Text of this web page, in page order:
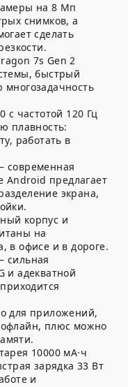
на 8 Мп
снимков, а
сделать
7s Gen 2
быстрый
частотой 120 Гц
плавность:
работать в
Android предлагает
экрана,
корпус и
на
в офисе и в дороге.
сильная
и адекватной
для приложений,
плюс можно
10000 мА·ч
зарядка 33 Вт
и